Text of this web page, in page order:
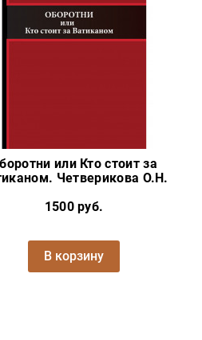
или Кто стоит за
Четверикова О.Н.
1500 руб.
В корзину